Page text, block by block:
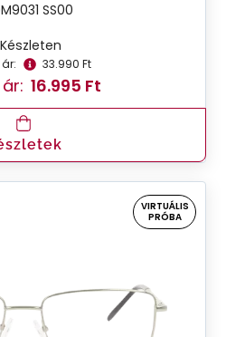
SS00
Készleten
33.990 Ft
16.995 Ft
VIRTUÁLIS
PRÓBA